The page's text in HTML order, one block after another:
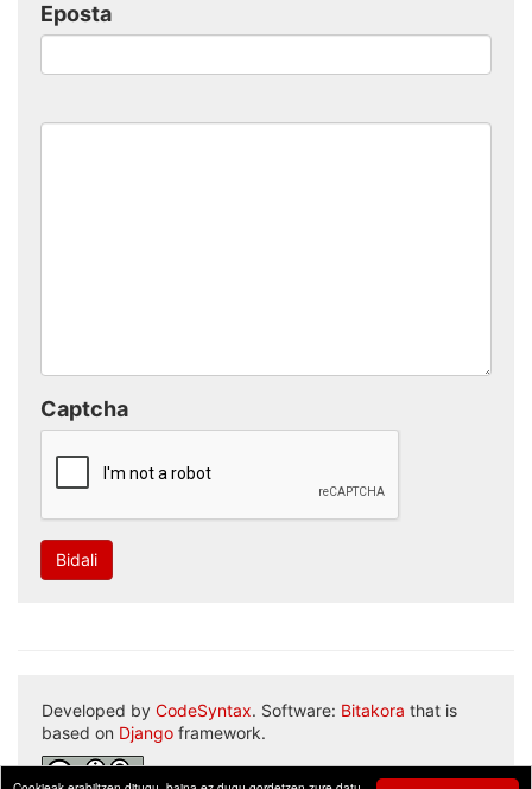
Eposta
Captcha
Bidali
Developed by CodeSyntax. Software: Bitakora that is
based on Django framework.